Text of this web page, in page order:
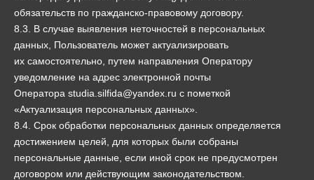
обязательств по гражданско-правовому договору.
8.3. В случае выявления неточностей в персональных
данных, Пользователь может актуализировать
их самостоятельно, путем направления Оператору
уведомление на адрес электронной почты
Оператора studia.silfida@yandex.ru с пометкой
«Актуализация персональных данных».
8.4. Срок обработки персональных данных определяется
достижением целей, для которых были собраны
персональные данные, если иной срок не предусмотрен
договором или действующим законодательством.